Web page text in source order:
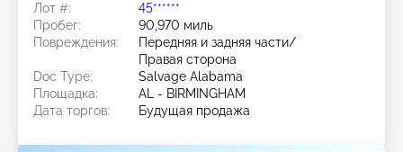
Лот #:
45******
Пробег:
90,970 миль
Повреждения:
Передняя и задняя части/
Правая сторона
Doc Type:
Salvage Alabama
Площадка:
AL - BIRMINGHAM
Дата торгов:
Будущая продажа